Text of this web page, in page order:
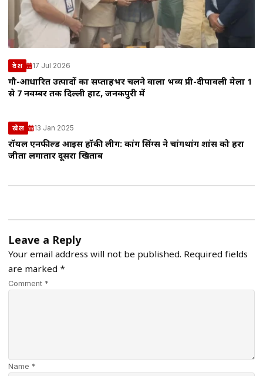
देश 17 Jul 2026
गौ-आधारित उत्पादों का सप्ताहभर चलने वाला भव्य प्री-दीपावली मेला 1
से 7 नवम्बर तक दिल्ली हाट, जनकपुरी में
खेल 13 Jan 2025
रॉयल एनफील्ड आइस हॉकी लीग: कांग सिंग्स ने चांगथांग शांस को हरा
जीता लगातार दूसरा खिताब
Leave a Reply
Your email address will not be published. Required fields
are marked *
Comment *
Name *